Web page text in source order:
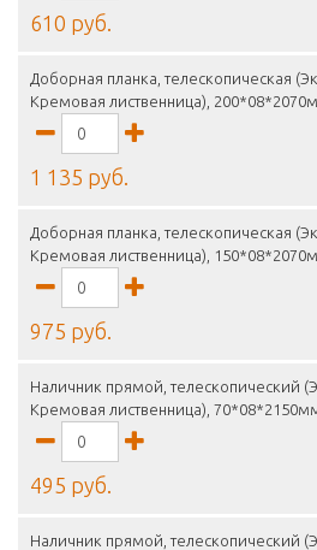
610 руб.
Доборная планка, телескопическая
Кремовая лиственница),
1 135 руб.
Доборная планка, телескопическая
Кремовая лиственница),
975 руб.
Наличник прямой, телескопический
Кремовая лиственница),
495 руб.
Наличник прямой, телескопический